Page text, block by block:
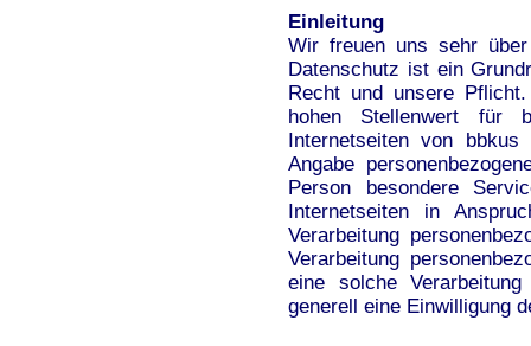
Einleitung
Wir freuen uns sehr
Datenschutz ist ein
Recht und unsere
hohen Stellenwert für
Internetseiten von
Angabe
Person besondere
Internetseiten in
Verarbeitung
Verarbeitung
eine solche
generell eine Einwilligung